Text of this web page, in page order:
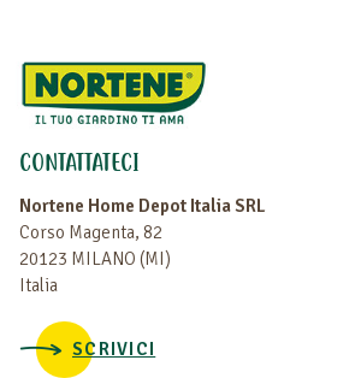
CONTATTATECI
Nortene Home Depot Italia SRL
Corso Magenta, 82
20123 MILANO (MI)
Italia
SCRIVICI